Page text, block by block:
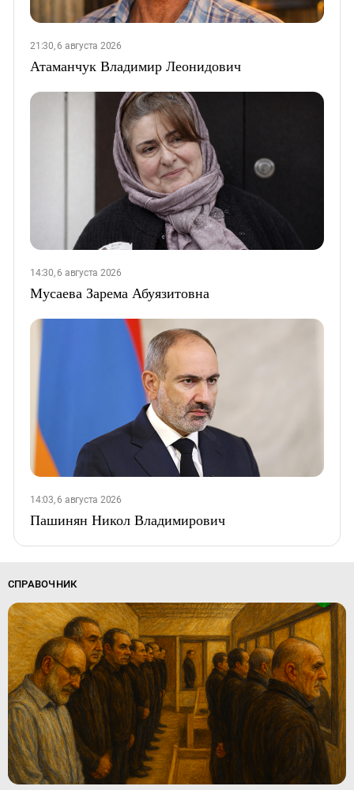
21:30, 6 августа 2026
Атаманчук Владимир Леонидович
14:30, 6 августа 2026
Мусаева Зарема Абуязитовна
14:03, 6 августа 2026
Пашинян Никол Владимирович
СПРАВОЧНИК